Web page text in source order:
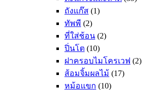
ถังแก๊ส (1)
ทัพพี (2)
ที่ใส่ช้อน (2)
ปิ่นโต (10)
ฝาครอบไมโครเวฟ (2)
ส้อมจิ้มผลไม้ (17)
หม้อแขก (10)